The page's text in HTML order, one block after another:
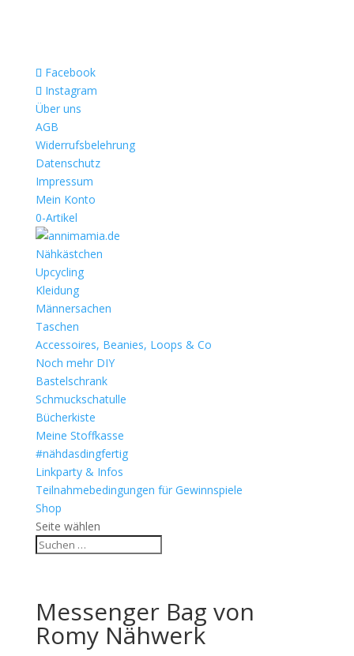
Facebook
Instagram
Über uns
AGB
Widerrufsbelehrung
Datenschutz
Impressum
Mein Konto
0-Artikel
Nähkästchen
Upcycling
Kleidung
Männersachen
Taschen
Accessoires, Beanies, Loops & Co
Noch mehr DIY
Bastelschrank
Schmuckschatulle
Bücherkiste
Meine Stoffkasse
#nähdasdingfertig
Linkparty & Infos
Teilnahmebedingungen für Gewinnspiele
Shop
Seite wählen
Messenger Bag von
Romy Nähwerk